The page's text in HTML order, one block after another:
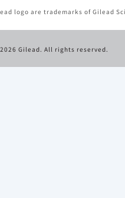
logo are trademarks of Gilead
Gilead. All rights reserved.